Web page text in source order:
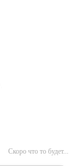
Скоро что то будет...